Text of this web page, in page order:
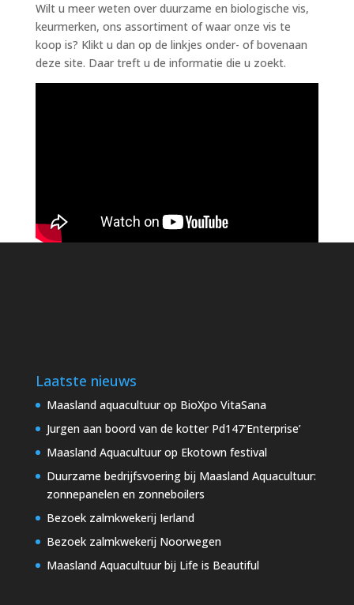
Wilt u meer weten over duurzame en biologische vis,
keurmerken, ons assortiment of waar onze vis te
koop is? Klikt u dan op de linkjes onder- of bovenaan
deze site. Daar treft u de informatie die u zoekt.
Laatste nieuws
Maasland aquacultuur op BioXpo VitaSana
Jurgen aan boord van de kotter Pd147’Enterprise’
Maasland Aquacultuur op Ekotown festival
Duurzame bedrijfsvoering bij Maasland Aquacultuur:
zonnepanelen en zonneboilers
Bezoek zalmkwekerij Ierland
Bezoek zalmkwekerij Noorwegen
Maasland Aquacultuur bij Life is Beautiful